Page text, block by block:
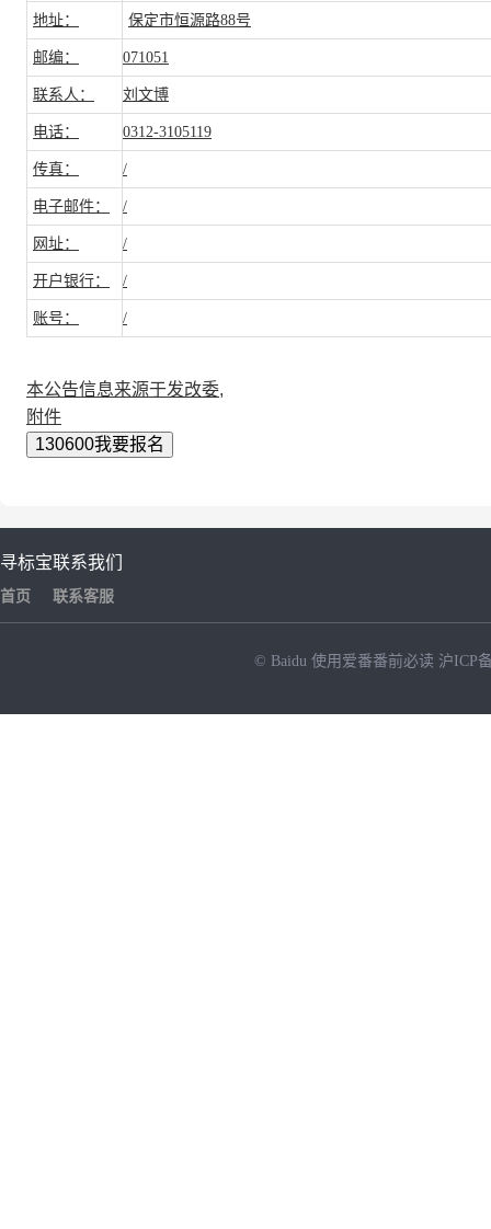
地址： 保定市恒源路88号
邮编： 071051
联系人： 刘文博
电话： 0312-3105119
传真： /
电子邮件： /
网址： /
开户银行： /
账号： /
本公告信息来源于发改委,
附件
130600我要报名
寻标宝
首页
联系我们
联系客服
© Baidu 使用爱番番前必读 沪ICP